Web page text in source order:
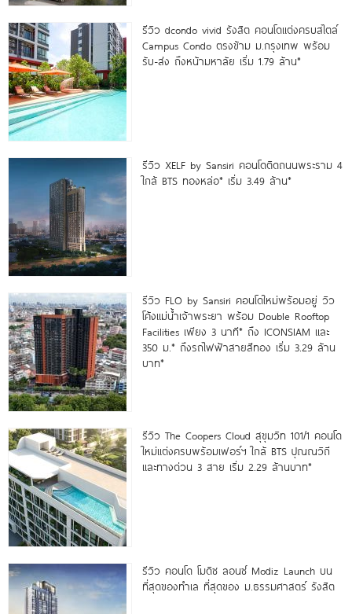
รีวิว dcondo vivid รังสิต คอนโดแต่งครบสไตล์
Campus Condo ตรงข้าม ม.กรุงเทพ พร้อม
รับ-ส่ง ถึงหน้ามหาลัย เริ่ม 1.79 ล้าน*
รีวิว XELF by Sansiri คอนโดติดถนนพระราม 4
ใกล้ BTS ทองหล่อ* เริ่ม 3.49 ล้าน*
รีวิว FLO by Sansiri คอนโดใหม่พร้อมอยู่ วิว
โค้งแม่น้ำเจ้าพระยา พร้อม Double Rooftop
Facilities เพียง 3 นาที* ถึง ICONSIAM และ
350 ม.* ถึงรถไฟฟ้าสายสีทอง เริ่ม 3.29 ล้าน
บาท*
รีวิว The Coopers Cloud สุขุมวิท 101/1 คอนโด
ใหม่แต่งครบพร้อมเฟอร์ฯ ใกล้ BTS ปุณณวิถี
และทางด่วน 3 สาย เริ่ม 2.29 ล้านบาท*
รีวิว คอนโด โมดิซ ลอนซ์ Modiz Launch บน
ที่สุดของทำเล ที่สุดของ ม.ธรรมศาสตร์ รังสิต